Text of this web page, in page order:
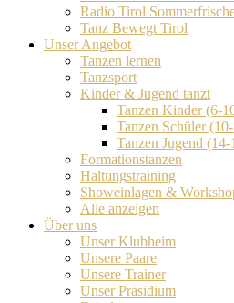
Radio Tirol
Tanz Bewegt Tirol
Unser Angebot
Tanzen lernen
Tanzsport
Kinder & Jugend tanzt
Tanzen Kinder (6-
Tanzen Schüler
Tanzen Jugend (14-
Formationstanzen
Haltungstraining
Showeinlagen &
Alle anzeigen
Über uns
Unser Klubheim
Unsere Paare
Unsere Trainer
Unser Präsidium